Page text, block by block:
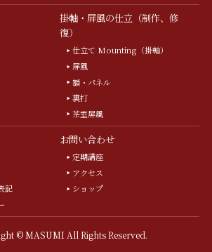
掛軸・屏風の仕立（制作、修
復）
仕立て Mounting（掛軸）
屏風
額・パネル
裏打
茶室屏風
記
お問い合わせ
定期講座
アクセス
ショップ
© MASUMI All Rights Reserved.